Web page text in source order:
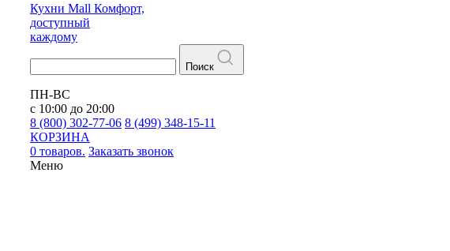
Кухни Mall Комфорт,
доступный
каждому
Поиск
ПН-ВС
с 10:00 до 20:00
8 (800) 302-77-06 8 (499) 348-15-11
КОРЗИНА
0 товаров. Заказать звонок
Меню